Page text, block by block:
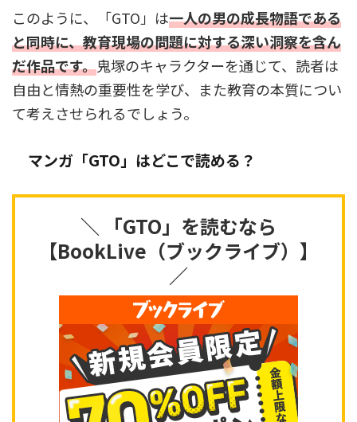
このように、「GTO」は一人の男の成長物語である
と同時に、教育現場の問題に対する深い洞察を含ん
だ作品です。鬼塚のキャラクターを通じて、読者は
自由と情熱の重要性を学び、また教育の本質につい
て考えさせられるでしょう。
マンガ「GTO」はどこで読める？
＼ 「GTO」を読むなら
【BookLive（ブックライブ）】
／